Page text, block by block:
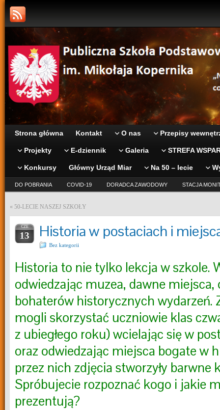
Strona główna Kontakt O nas Przepisy
Projekty E-dziennik Galeria STREFA
Konkursy Główny Urząd Miar Na 50 – lecie
DO POBRANIA COVID-19 DORADCA ZAWODOWY STACJA
« 50-LECIE NASZEJ SZKOŁY
CZE
13 Historia w postaciach i
Bez kategorii
Historia to nie tylko lekcja w szkole.
odwiedzając muzea, dawne miejsca,
bohaterów historycznych wydarzeń.
mogli skorzystać uczniowie klas
z ubiegłego roku) wcielając się w
oraz odwiedzając miejsca bogate w
przez nich zdjęcia stworzyły barwne
Spróbujecie rozpoznać kogo i jakie
prezentują?